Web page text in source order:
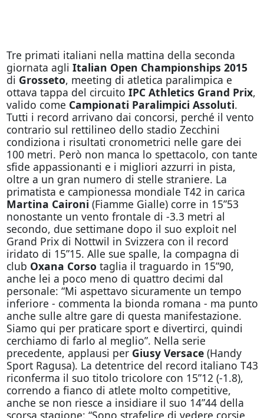
Tre primati italiani nella mattina della seconda
giornata agli Italian Open Championships 2015
di Grosseto, meeting di atletica paralimpica e
ottava tappa del circuito IPC Athletics Grand Prix,
valido come Campionati Paralimpici Assoluti.
Tutti i record arrivano dai concorsi, perché il vento
contrario sul rettilineo dello stadio Zecchini
condiziona i risultati cronometrici nelle gare dei
100 metri. Però non manca lo spettacolo, con tante
sfide appassionanti e i migliori azzurri in pista,
oltre a un gran numero di stelle straniere. La
primatista e campionessa mondiale T42 in carica
Martina Caironi (Fiamme Gialle) corre in 15”53
nonostante un vento frontale di -3.3 metri al
secondo, due settimane dopo il suo exploit nel
Grand Prix di Nottwil in Svizzera con il record
iridato di 15”15. Alle sue spalle, la compagna di
club Oxana Corso taglia il traguardo in 15”90,
anche lei a poco meno di quattro decimi dal
personale: “Mi aspettavo sicuramente un tempo
inferiore - commenta la bionda romana - ma punto
anche sulle altre gare di questa manifestazione.
Siamo qui per praticare sport e divertirci, quindi
cerchiamo di farlo al meglio”. Nella serie
precedente, applausi per Giusy Versace(Handy
Sport Ragusa). La detentrice del record italiano T43
riconferma il suo titolo tricolore con 15”12 (-1.8),
correndo a fianco di atlete molto competitive,
anche se non riesce a insidiare il suo 14”44 della
scorsa stagione: “Sono strafelice di vedere corsie